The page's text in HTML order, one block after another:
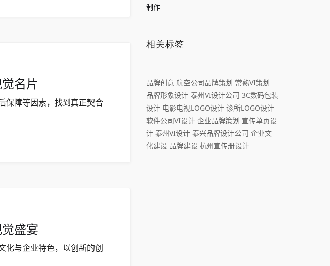
名片
保障等因素，找到真正契合
盛宴
化与企业特色，以创新的创
制作
相关标签
品牌创意 航空公司品牌策划 常熟VI策划
品牌形象设计 泰州VI设计公司 3C数码包装
设计 电影电视LOGO设计 诊所LOGO设计
软件公司VI设计 企业品牌策划 宣传单页设
计 泰州VI设计 泰兴品牌设计公司 企业文
化建设 品牌建设 杭州宣传册设计